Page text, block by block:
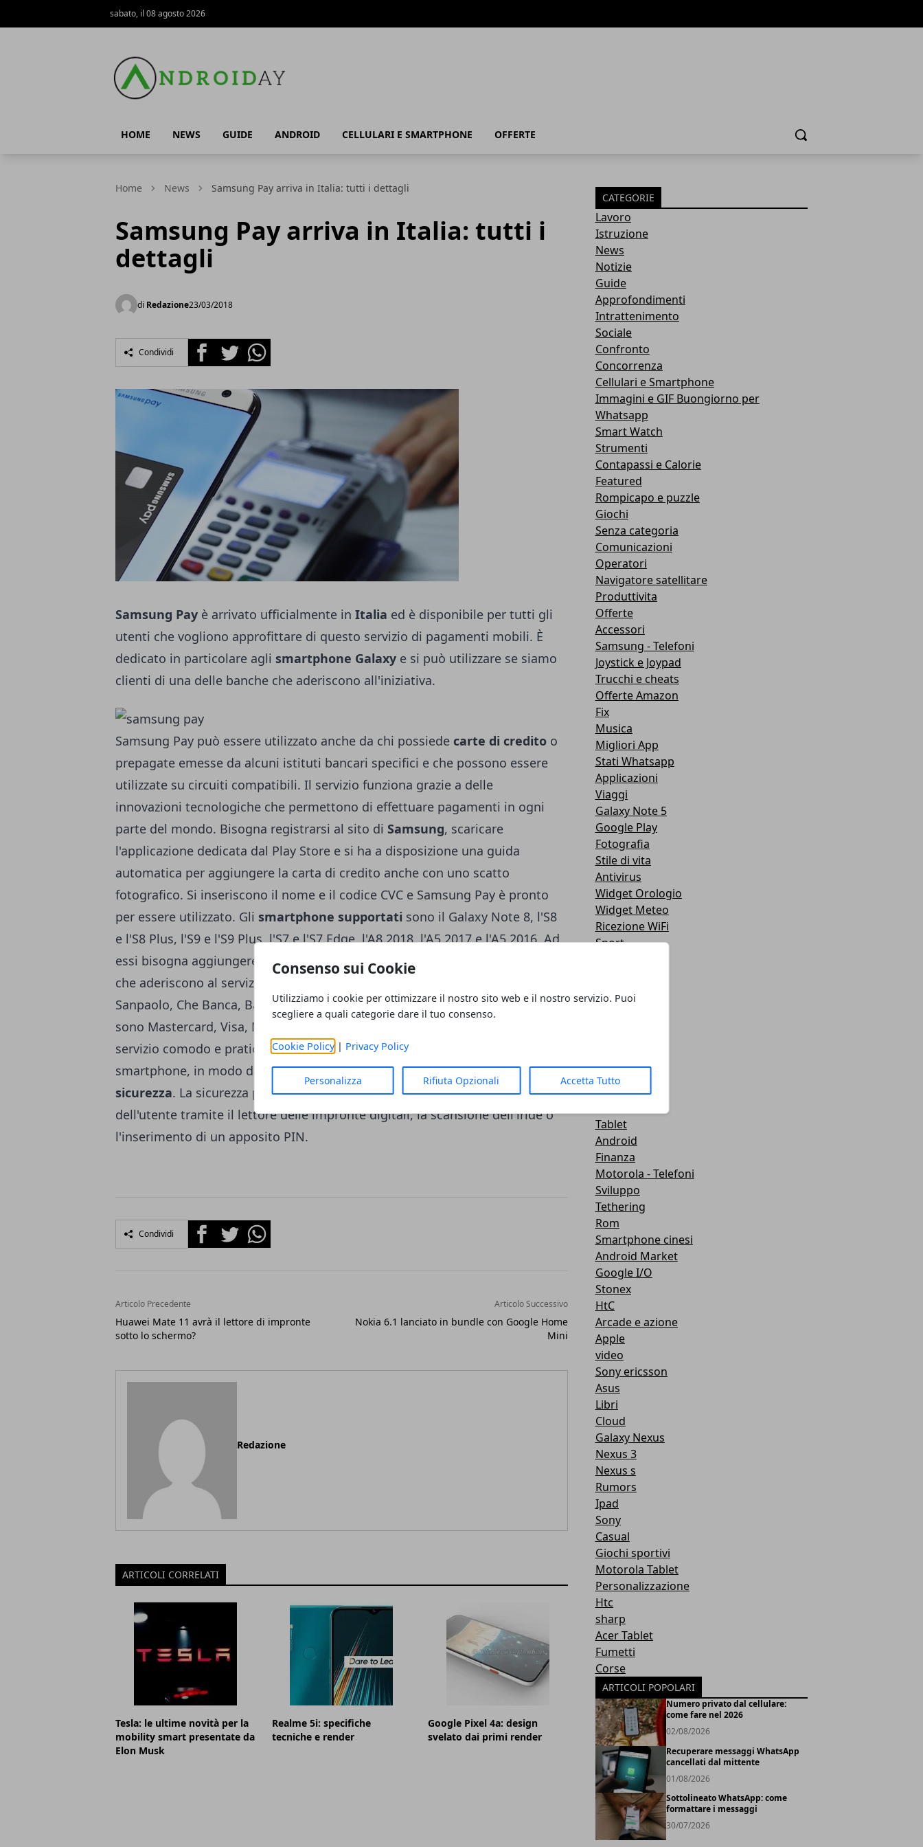
Consenso sui Cookie
Utilizziamo i cookie per ottimizzare il nostro sito web e il nostro servizio. Puoi
scegliere a quali categorie dare il tuo consenso.
Cookie Policy| Privacy Policy
Personalizza Rifiuta Opzionali Accetta Tutto
sabato, il 08 agosto 2026
HOME NEWS GUIDE ANDROID CELLULARI E SMARTPHONE OFFERTE Cerca
Home News Samsung Pay arriva in Italia: tutti i dettagli
Samsung Pay arriva in Italia: tutti i
dettagli
di Redazione23/03/2018
Condividi FacebookTwitterWhatsapp
Samsung Pay è arrivato ufficialmente in Italia ed è disponibile per tutti gli
utenti che vogliono approfittare di questo servizio di pagamenti mobili. È
dedicato in particolare agli smartphone Galaxy e si può utilizzare se siamo
clienti di una delle banche che aderiscono all'iniziativa.
Samsung Pay può essere utilizzato anche da chi possiede carte di credito o
prepagate emesse da alcuni istituti bancari specifici e che possono essere
utilizzate su circuiti compatibili. Il servizio funziona grazie a delle
innovazioni tecnologiche che permettono di effettuare pagamenti in ogni
parte del mondo. Bisogna registrarsi al sito di Samsung, scaricare
l'applicazione dedicata dal Play Store e si ha a disposizione una guida
automatica per aggiungere la carta di credito anche con uno scatto
fotografico. Si inseriscono il nome e il codice CVC e Samsung Pay è pronto
per essere utilizzato. Gli smartphone supportati sono il Galaxy Note 8, l'S8
e l'S8 Plus, l'S9 e l'S9 Plus, l'S7 e l'S7 Edge, l'A8 2018, l'A5 2017 e l'A5 2016. Ad
essi bisogna aggiungere gli smartwatch Gear S3 e Gear Sport. Le banche
che aderiscono al servizio in Italia sono: BNL, Hello Bank, Unicredit, Intesa
Sanpaolo, Che Banca, Banca Mediolanum. I circuiti di credito disponibili
sono Mastercard, Visa, Nexi e Maestro. L'obiettivo è quello di realizzare un
servizio comodo e pratico per pagare utilizzando semplicemente lo
smartphone, in modo da rendere tutto molto più semplice all'insegna della
sicurezza. La sicurezza può venire rispettata grazie all'identificazione
dell'utente tramite il lettore delle impronte digitali, la scansione dell'iride o
l'inserimento di un apposito PIN.
Condividi FacebookTwitterWhatsapp
Articolo Precedente
Huawei Mate 11 avrà il lettore di impronte
sotto lo schermo?
Articolo Successivo
Nokia 6.1 lanciato in bundle con Google Home
Mini
Redazione
ARTICOLI CORRELATI
Tesla: le ultime novità per la
mobility smart presentate da
Elon Musk
Realme 5i: specifiche
tecniche e render
Google Pixel 4a: design
svelato dai primi render
CATEGORIE
Lavoro
Istruzione
News
Notizie
Guide
Approfondimenti
Intrattenimento
Sociale
Confronto
Concorrenza
Cellulari e Smartphone
Immagini e GIF Buongiorno per
Whatsapp
Smart Watch
Strumenti
Contapassi e Calorie
Featured
Rompicapo e puzzle
Giochi
Senza categoria
Comunicazioni
Operatori
Navigatore satellitare
Produttivita
Offerte
Accessori
Samsung - Telefoni
Joystick e Joypad
Trucchi e cheats
Offerte Amazon
Fix
Musica
Migliori App
Stati Whatsapp
Applicazioni
Viaggi
Galaxy Note 5
Google Play
Fotografia
Stile di vita
Antivirus
Widget Orologio
Widget Meteo
Ricezione WiFi
Sport
Emulazione
Cardboard VR
Firmware
Tablet
Android
Finanza
Motorola - Telefoni
Sviluppo
Tethering
Rom
Smartphone cinesi
Android Market
Google I/O
Stonex
HtC
Arcade e azione
Apple
video
Sony ericsson
Asus
Libri
Cloud
Galaxy Nexus
Nexus 3
Nexus s
Rumors
Ipad
Sony
Casual
Giochi sportivi
Motorola Tablet
Personalizzazione
Htc
sharp
Acer Tablet
Fumetti
Corse
ARTICOLI POPOLARI
Numero privato dal cellulare:
come fare nel 2026
02/08/2026
Recuperare messaggi WhatsApp
cancellati dal mittente
01/08/2026
Sottolineato WhatsApp: come
formattare i messaggi
30/07/2026